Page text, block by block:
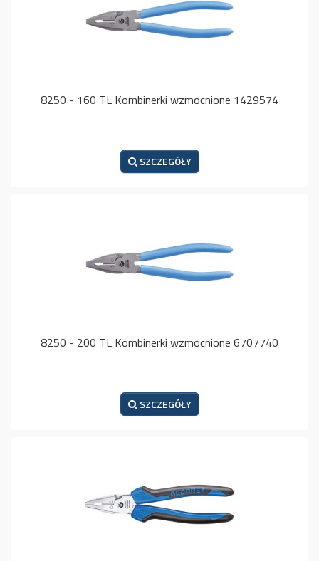
8250 - 160 TL Kombinerki wzmocnione 1429574
SZCZEGÓŁY
8250 - 200 TL Kombinerki wzmocnione 6707740
SZCZEGÓŁY